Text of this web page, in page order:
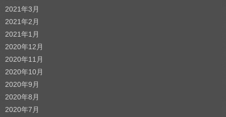
2021年3月
2021年2月
2021年1月
2020年12月
2020年11月
2020年10月
2020年9月
2020年8月
2020年7月